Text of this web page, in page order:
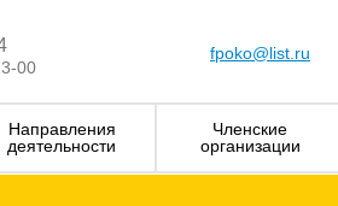
00
fpoko@list.ru
Направления
деятельности
Членские
организации